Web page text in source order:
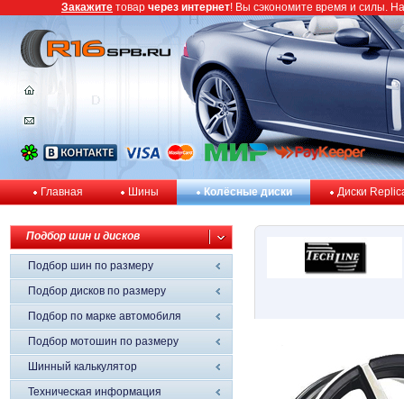
Главная Шины Колёсные диски Диски
Подбор шин и дисков
Подбор шин по размеру
Подбор дисков по размеру
Подбор по марке автомобиля
Подбор мотошин по размеру
Шинный калькулятор
Техническая информация
Закажите товар через интернет! Вы сэкономите время и силы.